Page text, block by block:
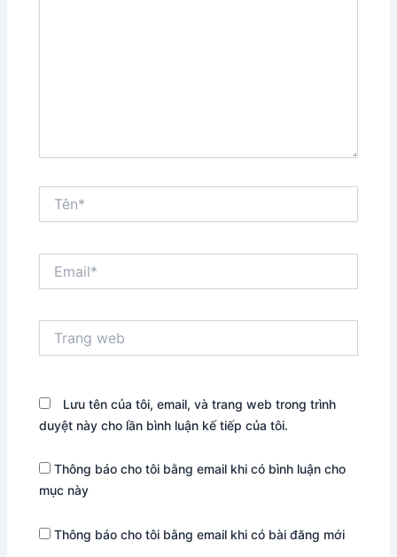
web
Lưu tên của tôi, email, và trang web trong trình
duyệt này cho lần bình luận kế tiếp của tôi.
Thông báo cho tôi bằng email khi có bình luận cho
mục này
Thông báo cho tôi bằng email khi có bài đăng mới